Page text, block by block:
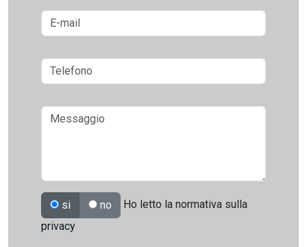
si no
Ho letto la normativa sulla
privacy